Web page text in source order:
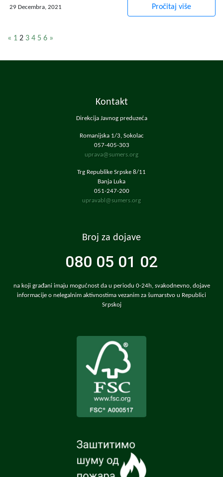
29 Decembra, 2021 Pročitaj više
« 1 2 3 4 5 6 »
Kontakt
Direkcija Javnog preduzeća
Romanijska 1/3, Sokolac
057-405-303
uprava@sumers.org
Trg Republike Srpske 8/11
Banja Luka
051-247-200
upravabl@sumers.org
Broj za dojave
080 05 01 02
na koji građani imaju mogućnost da u periodu 0-24h, svakodnevno, dojave
informacije o nelegalnim aktivnostima vezanim za šumarstvo u Republici
Srpskoj